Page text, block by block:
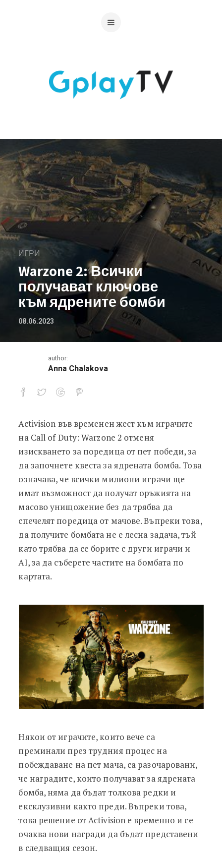
ИГРИ
Warzone 2: Всички
получават ключове
към ядрените бомби
08.06.2023
author:
Anna Chalakova
Warzone 2: Всички получават
Activision във временен жест към играчите
на Call of Duty: Warzone 2 отменя
изискването за поредица от пет победи, за
да започнете квеста за ядрената бомба. Това
означава, че всички милиони играчи ще
имат възможност да получат оръжията на
масово унищожение без да трябва да
спечелят поредица от мачове. Въпреки това,
да получите бомбата не е лесна задача, тъй
като трябва да се борите с други играчи и
AI, за да съберете частите на бомбата по
картата.
Някои от играчите, които вече са
преминали през трудния процес на
побеждаване на пет мача, са разочаровани,
че наградите, които получават за ядрената
бомба, няма да бъдат толкова редки и
ексклузивни както преди. Въпреки това,
това решение от Activision е временно и се
очаква нови награди да бъдат представени
в следващия сезон.